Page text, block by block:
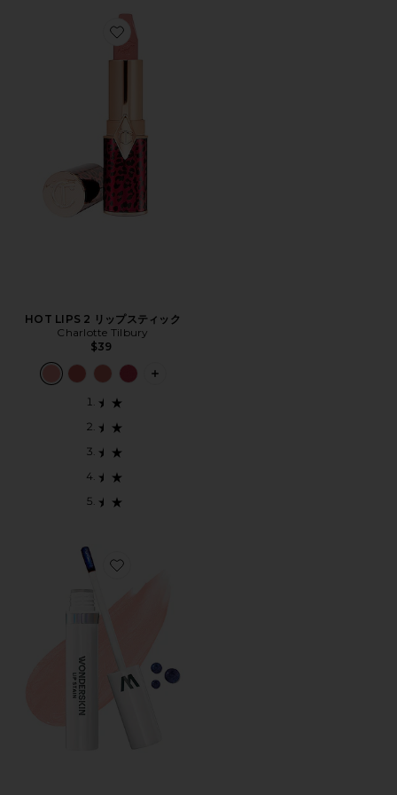
Favorite HOT LIPS 2 リップスティック
HOT LIPS 2 リップスティック
Charlotte Tilbury
$39
PLUS ICON TO SEE MORE OPTIONS
Favorite WONDER BLADING ALL-DAY LIP STAIN リッ